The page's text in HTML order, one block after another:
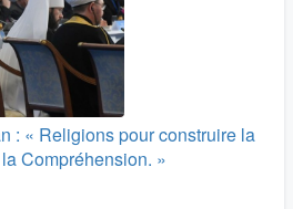
: « Religions pour construire la
Compréhension. »